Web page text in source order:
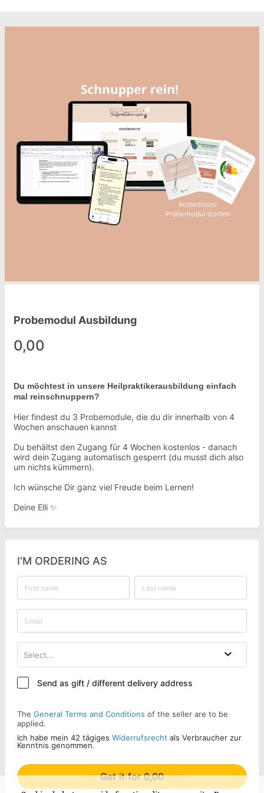
Probemodul Ausbildung
0,00
Du möchtest in unsere Heilpraktikerausbildung einfach
mal reinschnuppern?
Hier findest du 3 Probemodule, die du dir innerhalb von 4
Wochen anschauen kannst
Du behältst den Zugang für 4 Wochen kostenlos - danach
wird dein Zugang automatisch gesperrt (du musst dich also
um nichts kümmern).
Ich wünsche Dir ganz viel Freude beim Lernen!
Deine Elli ✨
I'M ORDERING AS
Select...
Send as gift / different delivery address
The General Terms and Conditions of the seller are to be
applied.
Ich habe mein 42 tägiges Widerrufsrecht als Verbraucher zur
Kenntnis genommen.
Get it for 0,00